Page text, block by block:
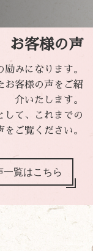
お客様の声
みになります。
お客様の声をご紹
介いたします。
して、これまでの
をご覧ください。
一覧はこちら